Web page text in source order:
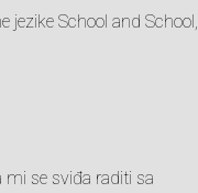
jezike School and School,
se sviđa raditi sa